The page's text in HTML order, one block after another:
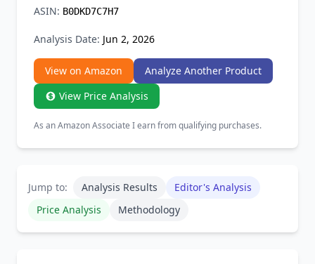
ASIN: B0DKD7C7H7
Analysis Date: Jun 2, 2026
View on Amazon
Analyze Another Product
View Price Analysis
As an Amazon Associate I earn from qualifying purchases.
Jump to: Analysis Results
Editor's Analysis
Price Analysis
Methodology